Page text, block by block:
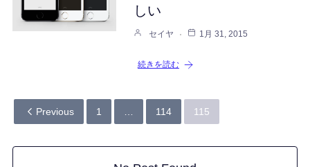
しい
セイヤ 1月 31, 2015
続きを読む
Previous 1 114 115